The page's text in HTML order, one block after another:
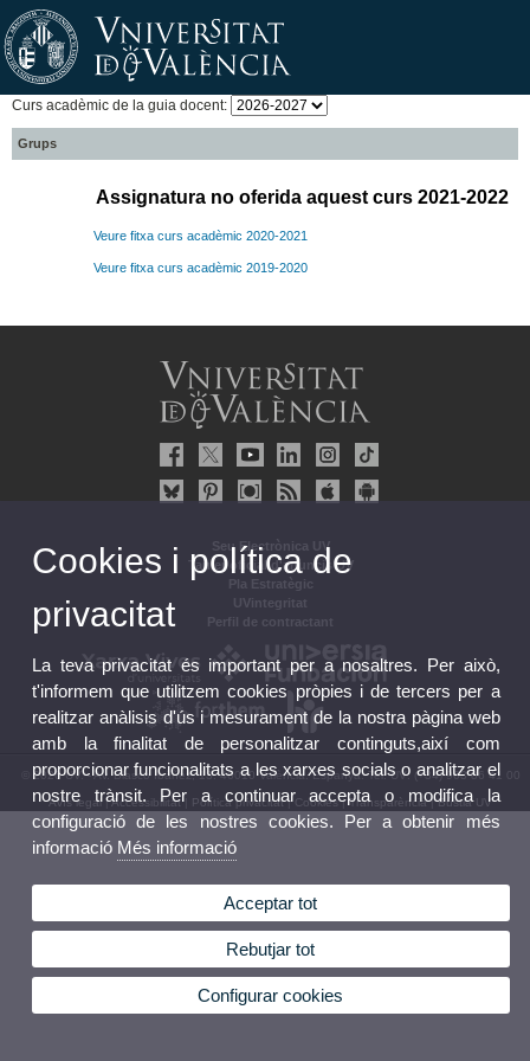
Curs acadèmic de la guia docent:
Grups
Assignatura no oferida aquest curs 2021-2022
Veure fitxa curs acadèmic 2020-2021
Veure fitxa curs acadèmic 2019-2020
Seu Electrònica UV
Tauler oficial d'anuncis UV
Pla Estratègic
UVintegritat
Perfil de contractant
© 2026 UV. - Av. Blasco Ibáñez, 13. 46010 València. Espanya. Tel. UV: (+34) 963 86 41 00
Avís legal|Accessibilitat| Política privacitat| Cookies|Transparència|Bústia UV
Cookies i política de
privacitat
La teva privacitat és important per a nosaltres. Per això,
t'informem que utilitzem cookies pròpies i de tercers per a
realitzar anàlisis d'ús i mesurament de la nostra pàgina web
amb la finalitat de personalitzar continguts,així com
proporcionar funcionalitats a les xarxes socials o analitzar el
nostre trànsit. Per a continuar accepta o modifica la
configuració de les nostres cookies. Per a obtenir més
informació Més informació
Acceptar tot
Rebutjar tot
Configurar cookies